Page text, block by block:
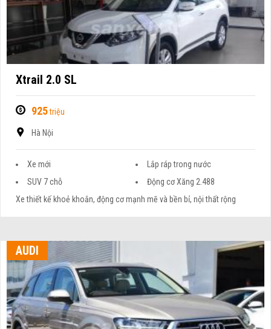
Xtrail 2.0 SL
925triệu
Hà Nội
Xe mới
Lắp ráp trong nước
SUV 7 chỗ
Động cơ Xăng 2.488
Xe thiết kế khoẻ khoắn, động cơ mạnh mẽ và bền bỉ, nội thất rộng
AUDI